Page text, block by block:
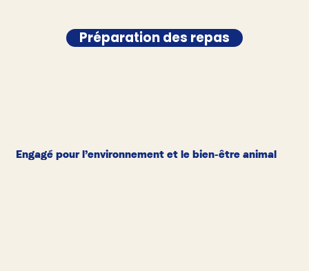
Préparation des repas
Engagé pour l’environnement et le bien-être animal